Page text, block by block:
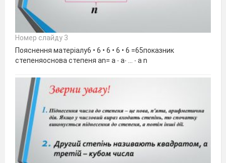
Номер слайду 3
Пояснення матеріалу6 • 6 • 6 • 6 • 6 =65показник
степеняоснова степеня an= а ∙ a∙ … ∙ a n